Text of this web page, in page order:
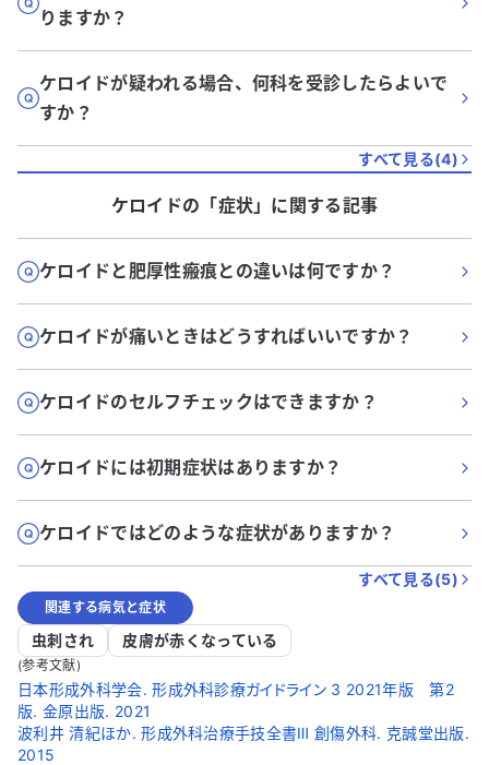
りますか？
ケロイドが疑われる場合、何科を受診したらよいで
すか？
すべて見る(4)
ケロイドの「症状」に関する記事
ケロイドと肥厚性瘢痕との違いは何ですか？
ケロイドが痛いときはどうすればいいですか？
ケロイドのセルフチェックはできますか？
ケロイドには初期症状はありますか？
ケロイドではどのような症状がありますか？
すべて見る(5)
関連する病気と症状
虫刺され 皮膚が赤くなっている
(参考文献)
日本形成外科学会. 形成外科診療ガイドライン 3 2021年版 第2
版. 金原出版. 2021
波利井 清紀ほか. 形成外科治療手技全書Ⅲ 創傷外科. 克誠堂出版.
2015